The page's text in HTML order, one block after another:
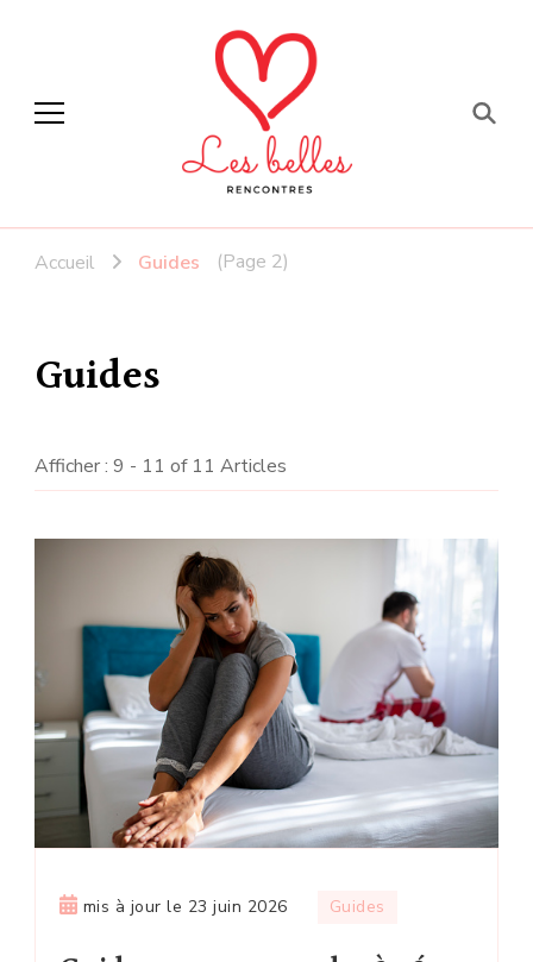
Faites de belles
Accueil Guides (Page 2)
Guides
Afficher : 9 - 11 of 11 Articles
mis à jour le 23 juin 2026 Guides